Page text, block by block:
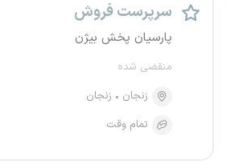
سرپرست فروش
پارسیان پخش بیژن
منقضی شده
زنجان
زنجان
تمام وقت